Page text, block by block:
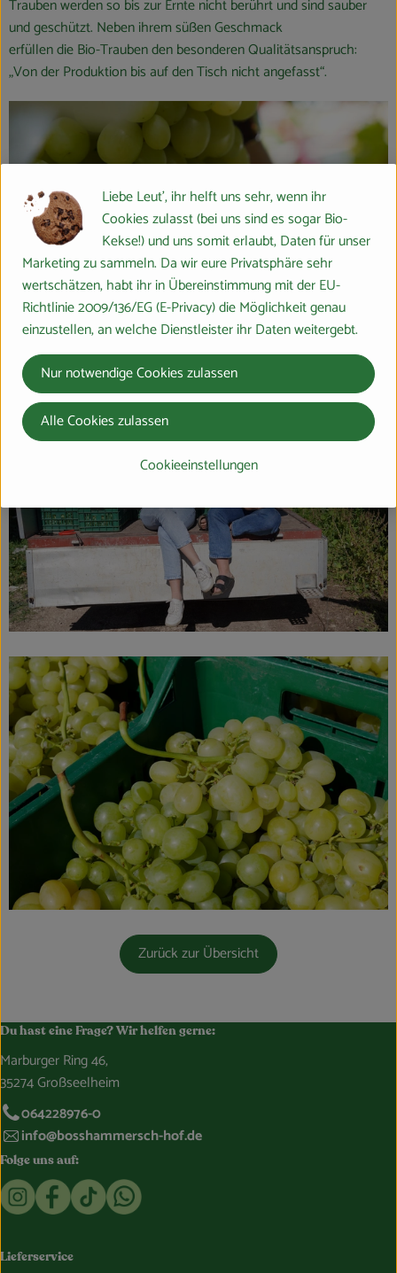
Trauben werden so bis zur Ernte nicht berührt und sind sauber
und geschützt. Neben ihrem süßen Geschmack
erfüllen die Bio-Trauben den besonderen Qualitätsanspruch:
„Von der Produktion bis auf den Tisch nicht angefasst“.
Zurück zur Übersicht
Du hast eine Frage? Wir helfen gerne:
Marburger Ring 46,
35274 Großseelheim
064228976-0
info@bosshammersch-hof.de
Folge uns auf:
Externer Link zu https://www.instagram.com/
Externer Link zu https://www.facebook.com/
Externer Link zu https://www.tiktok.com/
Externer Link zu https://whatsapp.com/
Lieferservice
Liebe Leut', ihr helft uns sehr, wenn ihr
Cookies zulasst (bei uns sind es sogar Bio-
Kekse!) und uns somit erlaubt, Daten für unser
Marketing zu sammeln. Da wir eure Privatsphäre sehr
wertschätzen, habt ihr in Übereinstimmung mit der EU-
Richtlinie 2009/136/EG (E-Privacy) die Möglichkeit genau
einzustellen, an welche Dienstleister ihr Daten weitergebt.
Cookieeinstellungen
Nur notwendige Cookies zulassen
Alle Cookies zulassen